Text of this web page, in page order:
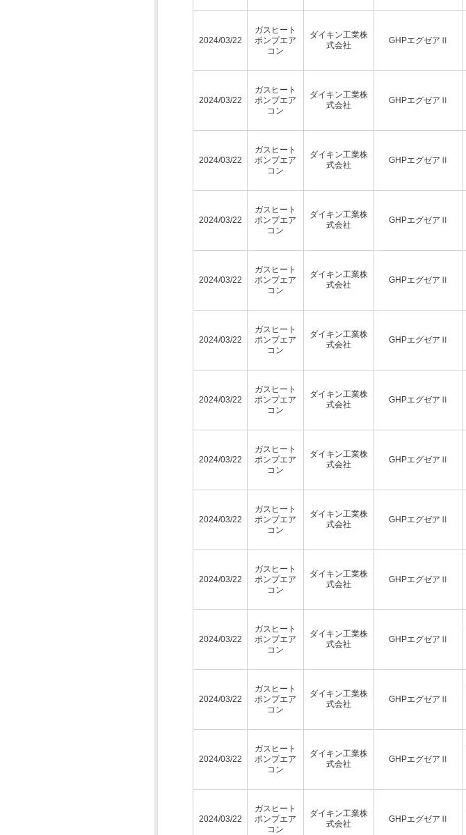
2024/03/22
ガスヒート
ポンプエア
コン
ダイキン工業株
式会社
GHPエグゼアⅡ
2024/03/22
ガスヒート
ポンプエア
コン
ダイキン工業株
式会社
GHPエグゼアⅡ
2024/03/22
ガスヒート
ポンプエア
コン
ダイキン工業株
式会社
GHPエグゼアⅡ
2024/03/22
ガスヒート
ポンプエア
コン
ダイキン工業株
式会社
GHPエグゼアⅡ
2024/03/22
ガスヒート
ポンプエア
コン
ダイキン工業株
式会社
GHPエグゼアⅡ
2024/03/22
ガスヒート
ポンプエア
コン
ダイキン工業株
式会社
GHPエグゼアⅡ
2024/03/22
ガスヒート
ポンプエア
コン
ダイキン工業株
式会社
GHPエグゼアⅡ
2024/03/22
ガスヒート
ポンプエア
コン
ダイキン工業株
式会社
GHPエグゼアⅡ
2024/03/22
ガスヒート
ポンプエア
コン
ダイキン工業株
式会社
GHPエグゼアⅡ
2024/03/22
ガスヒート
ポンプエア
コン
ダイキン工業株
式会社
GHPエグゼアⅡ
2024/03/22
ガスヒート
ポンプエア
コン
ダイキン工業株
式会社
GHPエグゼアⅡ
2024/03/22
ガスヒート
ポンプエア
コン
ダイキン工業株
式会社
GHPエグゼアⅡ
2024/03/22
ガスヒート
ポンプエア
コン
ダイキン工業株
式会社
GHPエグゼアⅡ
2024/03/22
ガスヒート
ポンプエア
コン
ダイキン工業株
式会社
GHPエグゼアⅡ